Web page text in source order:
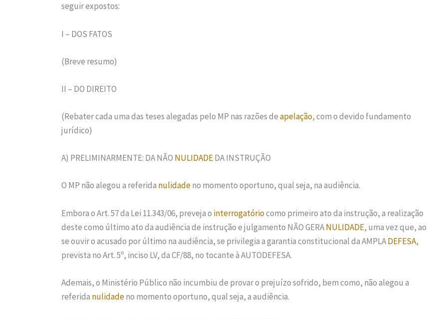
seguir expostos:
I – DOS FATOS
(Breve resumo)
II – DO DIREITO
(Rebater cada uma das teses alegadas pelo MP nas razões deapelação, com o devido fundamento
jurídico)
A) PRELIMINARMENTE: DA NÃO NULIDADEDA INSTRUÇÃO
O MP não alegou a referida nulidadeno momento oportuno, qual seja, na audiência.
Embora o Art. 57 da Lei 11.343/06, preveja o interrogatóriocomo primeiro ato da instrução, a realização
deste como último ato da audiência de instrução e julgamento NÃO GERANULIDADE, uma vez que, ao
se ouvir o acusado por último na audiência, se privilegia a garantia constitucional da AMPLADEFESA,
prevista no Art. 5º, inciso LV, da CF/88, no tocante à AUTODEFESA.
Ademais, o Ministério Público não incumbiu de provar o prejuízo sofrido, bem como, não alegou a
referida nulidadeno momento oportuno, qual seja, a audiência.